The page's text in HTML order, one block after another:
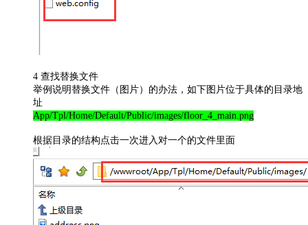
4 查找替换文件
举例说明替换文件（图片）的办法，如下图片位于具体的目录地
址
App/Tpl/Home/Default/Public/images/floor_4_main.png
根据目录的结构点击一次进入对一个的文件里面